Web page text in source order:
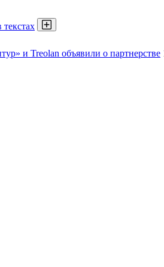
и Treolan объявили о партнерстве